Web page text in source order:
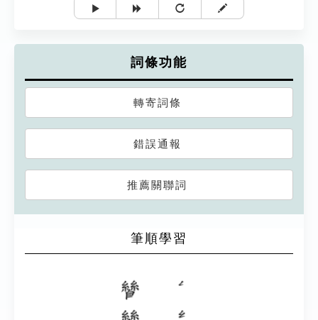
詞條功能
轉寄詞條
錯誤通報
推薦關聯詞
筆順學習